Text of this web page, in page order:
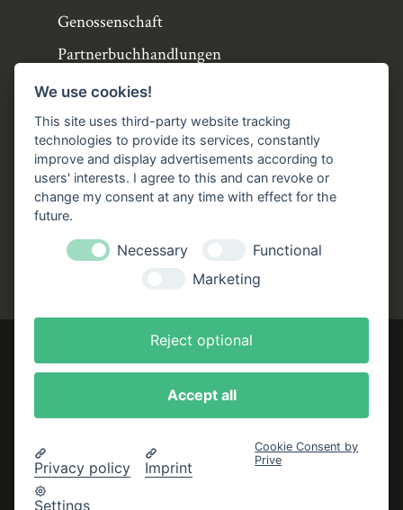
Genossenschaft
Partnerbuchhandlungen
Büchergilde online
Stellenangebote
Folgen Sie uns!
FacebookInstagramYouTubeTikTok
Zustellung durch:
Impressum
Datenschutzerklärung
We use cookies!
This site uses third-party website tracking
technologies to provide its services, constantly
improve and display advertisements according to
users' interests. I agree to this and can revoke or
change my consent at any time with effect for the
future.
Necessary
Functional
Marketing
Reject optional
Accept all
Privacy policy Imprint
Settings
Cookie Consent by
Prive